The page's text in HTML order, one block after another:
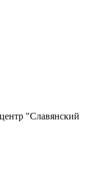
"Славянский